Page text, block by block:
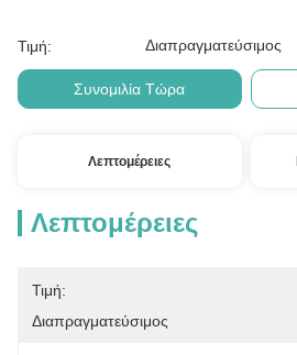
Τιμή: Διαπραγματεύσιμος
Συνομιλία Τώρα
Λεπτομέρειες
Λεπτομέρειες
Τιμή:
Διαπραγματεύσιμος